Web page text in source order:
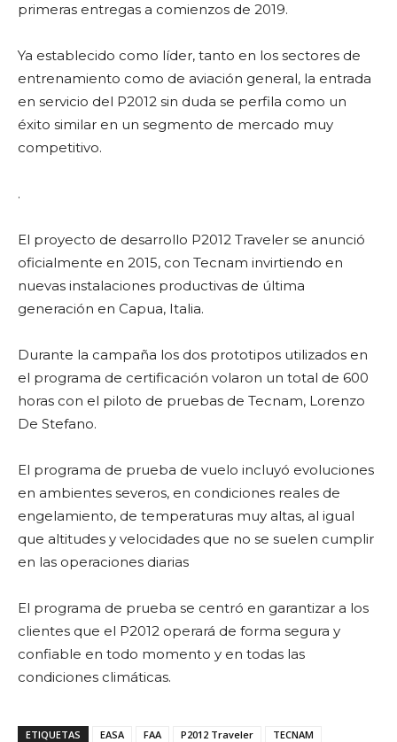
primeras entregas a comienzos de 2019.
Ya establecido como líder, tanto en los sectores de
entrenamiento como de aviación general, la entrada
en servicio del P2012 sin duda se perfila como un
éxito similar en un segmento de mercado muy
competitivo.
.
El proyecto de desarrollo P2012 Traveler se anunció
oficialmente en 2015, con Tecnam invirtiendo en
nuevas instalaciones productivas de última
generación en Capua, Italia.
Durante la campaña los dos prototipos utilizados en
el programa de certificación volaron un total de 600
horas con el piloto de pruebas de Tecnam, Lorenzo
De Stefano.
El programa de prueba de vuelo incluyó evoluciones
en ambientes severos, en condiciones reales de
engelamiento, de temperaturas muy altas, al igual
que altitudes y velocidades que no se suelen cumplir
en las operaciones diarias
El programa de prueba se centró en garantizar a los
clientes que el P2012 operará de forma segura y
confiable en todo momento y en todas las
condiciones climáticas.
ETIQUETAS EASA FAA P2012 Traveler TECNAM